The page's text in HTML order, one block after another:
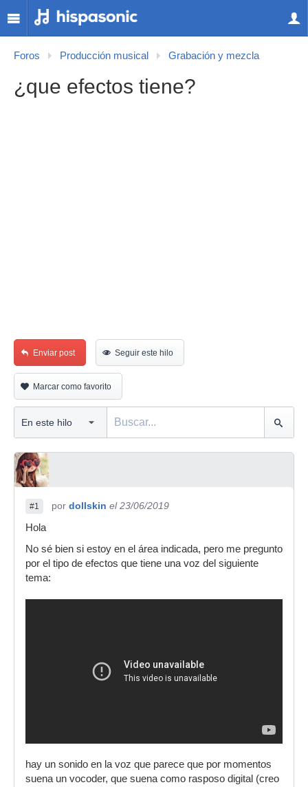
Foros Producción musical Grabación y mezcla
¿que efectos tiene?
Enviar post Seguir este hilo
Marcar como favorito
#1 por dollskin el 23/06/2019
Hola
No sé bien si estoy en el área indicada, pero me pregunto
por el tipo de efectos que tiene una voz del siguiente
tema:
hay un sonido en la voz que parece que por momentos
suena un vocoder, que suena como rasposo digital (creo